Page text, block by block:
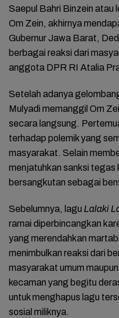
Saepul Bahri Binzein atau
Om Zein, akhirnya
Gubernur Jawa Barat,
berbagai reaksi dari
anggota DPR RI Atalia
Setelah adanya
Mulyadi memanggil Om
secara langsung.
terhadap polemik yang
masyarakat. Selain
menjatuhkan sanksi tegas
bersangkutan sebagai
Sebelumnya, lagu Lalaki
ramai diperbincangkan
yang merendahkan
menimbulkan reaksi dari
masyarakat umum
kecaman yang begitu
untuk menghapus lagu
sosial miliknya.